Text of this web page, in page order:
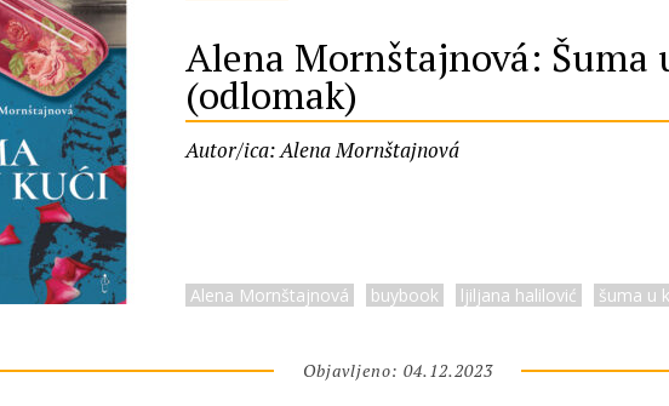
Alena Mornštajnová: Šuma
(odlomak)
Autor/ica: Alena Mornštajnová
Alena Mornštajnová buybook ljiljana halilović šuma u
Objavljeno: 04.12.2023